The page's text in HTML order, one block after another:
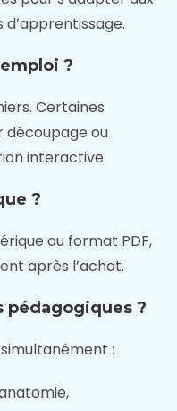
?
Certaines
découpage ou
interactive.
?
au format PDF,
après l’achat.
pédagogiques ?
: